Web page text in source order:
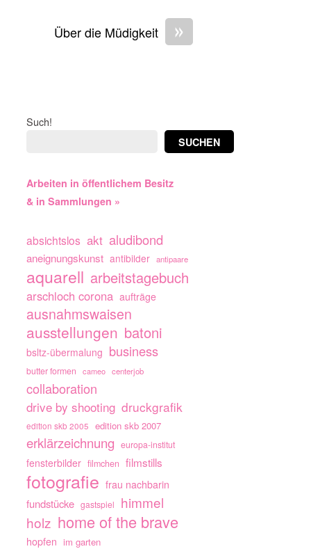
»
Über die Müdigkeit
Such!
SUCHEN
Arbeiten in öffentlichem Besitz
& in Sammlungen »
absichtslos akt aludibond
aneignungskunst antibilder antipaare
aquarell arbeitstagebuch
arschloch corona aufträge
ausnahmswaisen
ausstellungen batoni
bsltz-übermalung business
butter formen cameo centerjob
collaboration
drive by shooting druckgrafik
edition skb 2005 edition skb 2007
erklärzeichnung europa-institut
fensterbilder filmchen filmstills
fotografie frau nachbarin
fundstücke gastspiel
himmel
holz home of the brave
hopfen im garten